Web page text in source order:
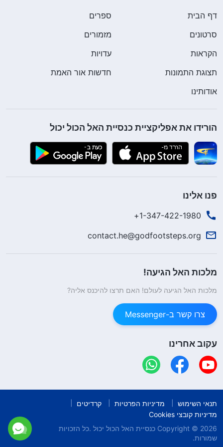
דף הבית
ספרים
סרטונים
מזמורים
הקראות
עדויות
תצוגת התמונות
חדשות אור האמת
אודותינו
הורידו את אפליקציית כנסיית האל הכול יכול
פנו אלינו
1-347-422-1980+
contact.he@godfootsteps.org
מלכות האל הגיעה!
מלכות האל הגיעה לעולם! האם תרצו להיכנס אליה?
צרו קשר ב-Messenger
עקוב אחרינו
תנאי השימוש מדיניות הפרטיות
קרדיטים
מדיניות קובצי Cookies
Copyright © 2026 כנסיית האל הכול יכול .כל הזכויות
שמורות.